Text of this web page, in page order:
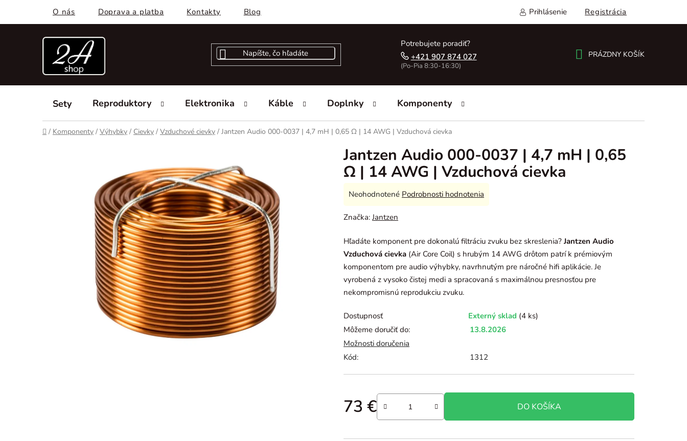
obsah
O nás Doprava a platba Kontakty Blog Prihlásenie Registrácia
Potrebujete poradiť?
+421 907 874 027
(Po-Pia 8:30-16:30)
PRÁZDNY KOŠÍK
Sety Reproduktory Elektronika Káble Doplnky Komponenty
Domov
/ Komponenty / Výhybky / Cievky / Vzduchové cievky / Jantzen Audio 000-0037 | 4,7 mH | 0,65 Ω | 14 AWG | Vzduchová cievka
Jantzen Audio 000-0037 | 4,7 mH | 0,65
Ω | 14 AWG | Vzduchová cievka
Priemerné
produktu
0,0
z
5
hviezdičiek.
Neohodnotené Podrobnosti hodnotenia
Značka: Jantzen
Hľadáte komponent pre dokonalú filtráciu zvuku bez skreslenia? Jantzen Audio
Vzduchová cievka (Air Core Coil) s hrubým 14 AWG drôtom patrí k prémiovým
komponentom pre audio výhybky, navrhnutým pre náročné hifi aplikácie. Je
vyrobená z vysoko čistej medi a spracovaná s maximálnou presnosťou pre
nekompromisnú reprodukciu zvuku.
Dostupnosť Externý sklad (4 ks)
Môžeme doručiť do:
13.8.2026
Možnosti doručenia
Kód:
1312
73 €
Jednotková cena:
DO KOŠÍKA